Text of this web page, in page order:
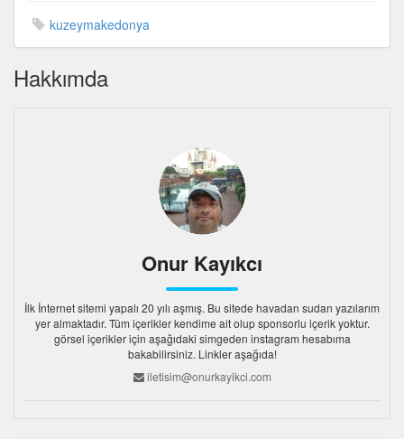
kuzeymakedonya
Hakkımda
Onur Kayıkcı
İlk İnternet sitemi yapalı 20 yılı aşmış. Bu sitede havadan sudan yazılarım
yer almaktadır. Tüm içerikler kendime ait olup sponsorlu içerik yoktur.
görsel içerikler için aşağıdaki simgeden instagram hesabıma
bakabilirsiniz. Linkler aşağıda!
iletisim@onurkayikci.com